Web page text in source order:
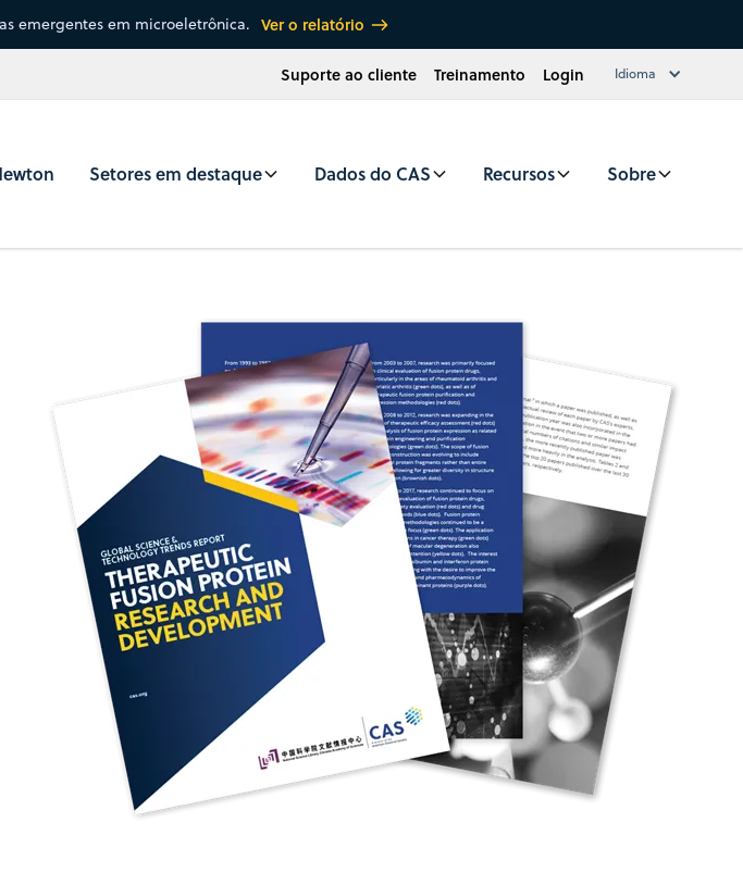
emergentes em microeletrônica. Ver o relatório
Suporte ao cliente Treinamento Login Idioma
Setores em destaque Dados do CAS Recursos Sobre